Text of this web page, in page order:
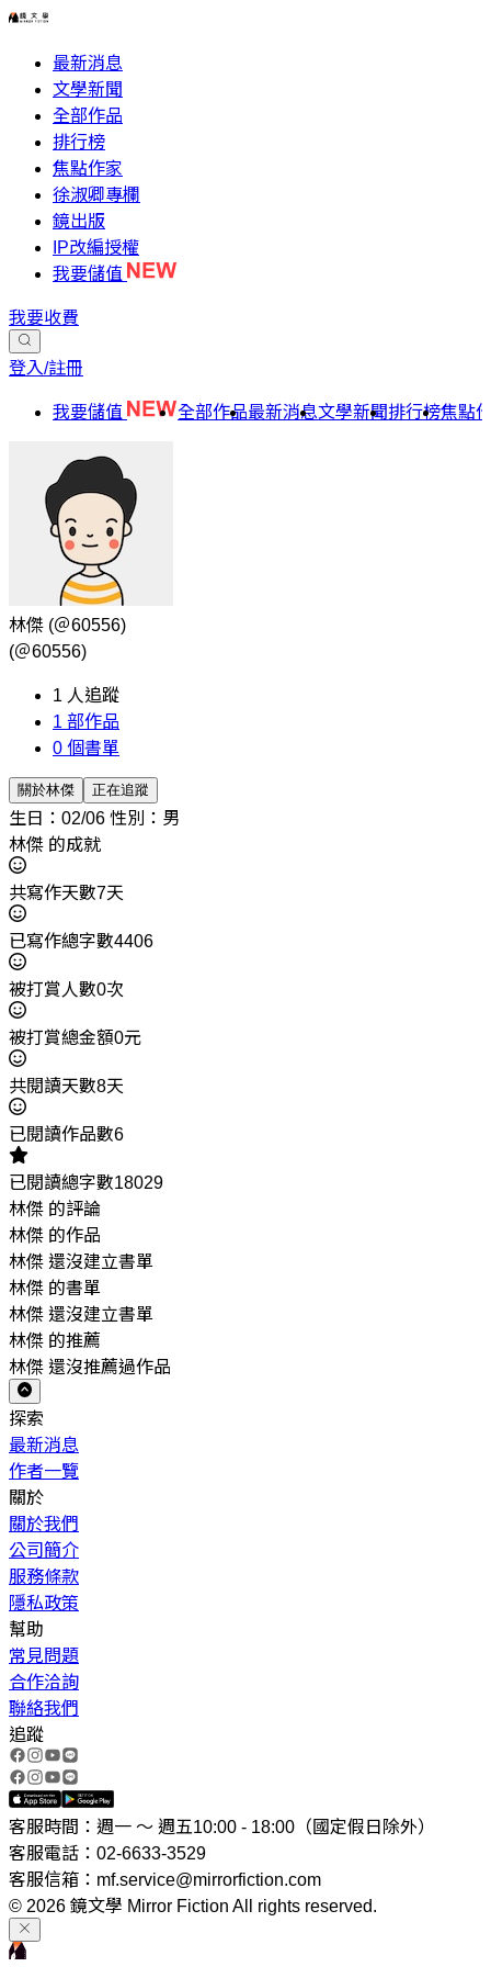
最新消息
文學新聞
全部作品
排行榜
焦點作家
徐淑卿專欄
鏡出版
IP改編授權
我要儲值
我要收費
登入/註冊
我要儲值 全部作品最新消息文學新聞排行榜焦點
林傑 (＠60556)
(＠60556)
1 人追蹤
1 部作品
0 個書單
關於林傑 正在追蹤
生日：02/06 性別：男
林傑 的成就
共寫作天數7天
已寫作總字數4406
被打賞人數0次
被打賞總金額0元
共閱讀天數8天
已閱讀作品數6
已閱讀總字數18029
林傑 的評論
林傑 的作品
林傑 還沒建立書單
林傑 的書單
林傑 還沒建立書單
林傑 的推薦
林傑 還沒推薦過作品
探索
最新消息
作者一覽
關於
關於我們
公司簡介
服務條款
隱私政策
幫助
常見問題
合作洽詢
聯絡我們
追蹤
客服時間：週一 ～ 週五10:00 - 18:00（國定假日除外）
客服電話：02-6633-3529
客服信箱：mf.service@mirrorfiction.com
© 2026 鏡文學 Mirror Fiction All rights reserved.